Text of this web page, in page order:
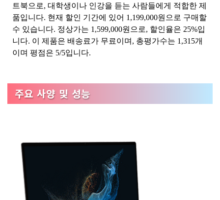
트북으로, 대학생이나 인강을 듣는 사람들에게 적합한 제
품입니다. 현재 할인 기간에 있어 1,199,000원으로 구매할
수 있습니다. 정상가는 1,599,000원으로, 할인율은 25%입
니다. 이 제품은 배송료가 무료이며, 총평가수는 1,315개
이며 평점은 5/5입니다.
주요 사양 및 성능